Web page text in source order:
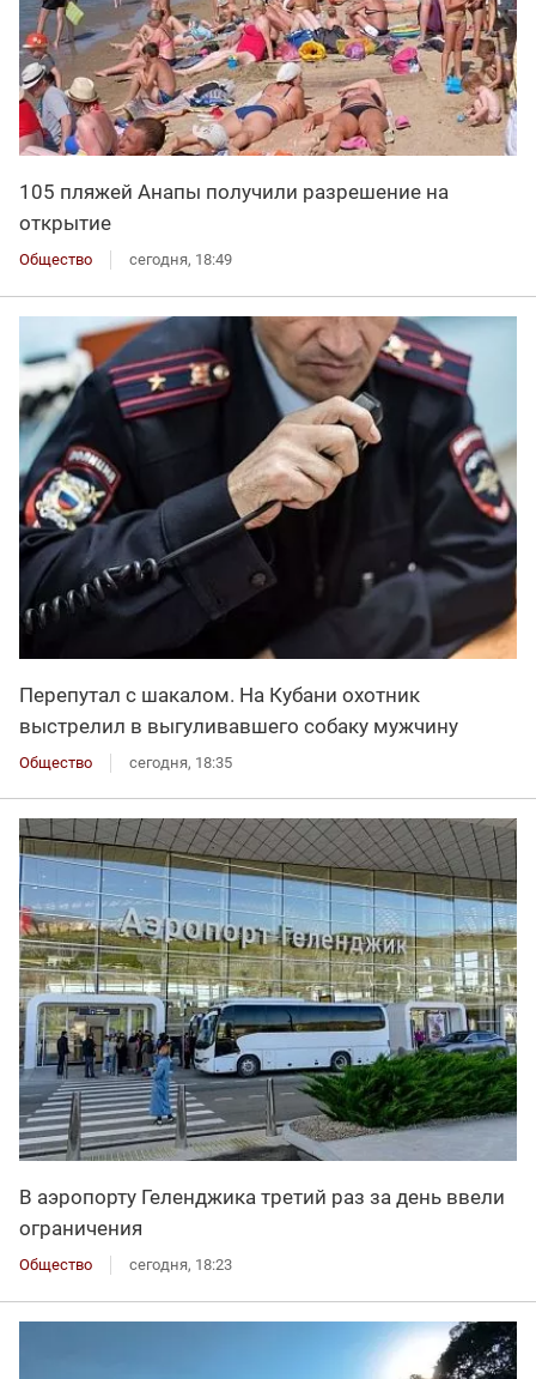
105 пляжей Анапы получили разрешение на
открытие
Общество сегодня, 18:49
Перепутал с шакалом. На Кубани охотник
выстрелил в выгуливавшего собаку мужчину
Общество сегодня, 18:35
В аэропорту Геленджика третий раз за день ввели
ограничения
Общество сегодня, 18:23